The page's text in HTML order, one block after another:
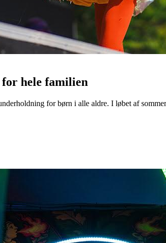
hele familien
for børn i alle aldre. I løbet af